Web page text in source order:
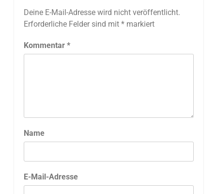
Deine E-Mail-Adresse wird nicht veröffentlicht.
Erforderliche Felder sind mit *markiert
Kommentar *
Name
E-Mail-Adresse